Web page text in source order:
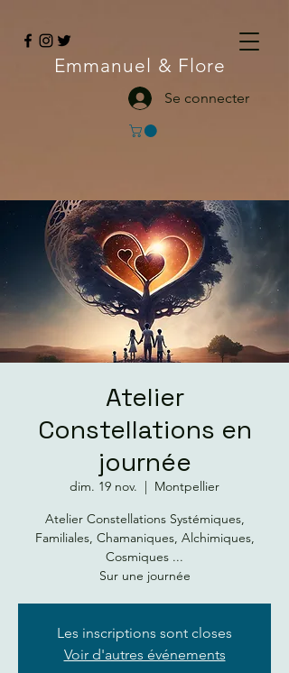
Emmanuel & Flore
Se connecter
Atelier
Constellations en
journée
dim. 19 nov.
  |
Montpellier
Atelier Constellations Systémiques,
Familiales, Chamaniques, Alchimiques,
Cosmiques ...
Sur une journée
Les inscriptions sont closes
Voir d'autres événements